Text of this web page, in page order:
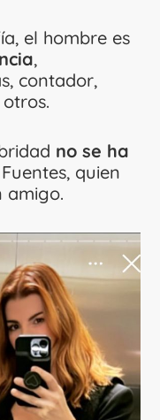
el hombre es
,
contador,
no se ha
quien
amigo.